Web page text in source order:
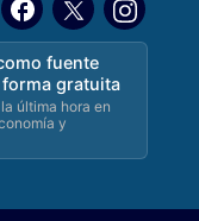
fuente
gratuita
última hora en
y